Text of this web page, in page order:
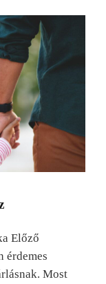
Előző
érdemes
Most